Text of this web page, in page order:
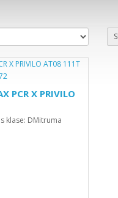
PCR X PRIVILO
klase: DMitruma